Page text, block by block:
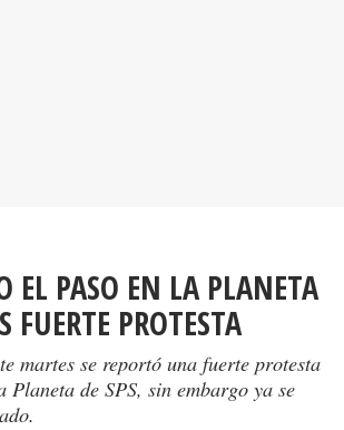
EL PASO EN LA PLANETA
FUERTE PROTESTA
martes se reportó una fuerte protesta
Planeta de SPS, sin embargo ya se